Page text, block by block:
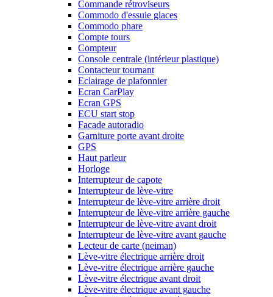
Commande rétroviseurs
Commodo d'essuie glaces
Commodo phare
Compte tours
Compteur
Console centrale (intérieur plastique)
Contacteur tournant
Eclairage de plafonnier
Ecran CarPlay
Ecran GPS
ECU start stop
Facade autoradio
Garniture porte avant droite
GPS
Haut parleur
Horloge
Interrupteur de capote
Interrupteur de lève-vitre
Interrupteur de lève-vitre arrière droit
Interrupteur de lève-vitre arrière gauche
Interrupteur de lève-vitre avant droit
Interrupteur de lève-vitre avant gauche
Lecteur de carte (neiman)
Lève-vitre électrique arrière droit
Lève-vitre électrique arrière gauche
Lève-vitre électrique avant droit
Lève-vitre électrique avant gauche